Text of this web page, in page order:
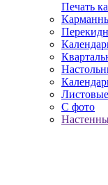
Печать
С фото